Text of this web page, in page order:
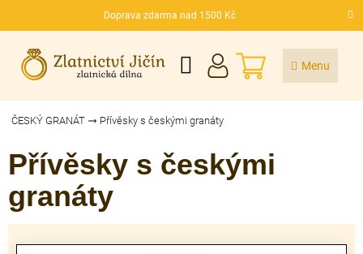
Doprava zdarma nad 1500 Kč
CZK
NÁKUPNÍ
KOŠÍK
ČESKÝ GRANÁT Přívěsky s českými granáty
Přívěsky s českými
granáty